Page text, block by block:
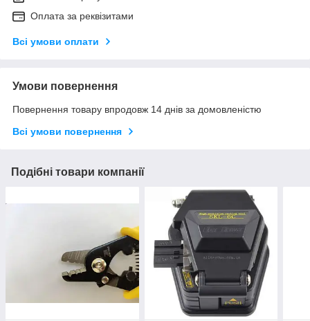
Оплата за реквізитами
Всі умови оплати
Умови повернення
Повернення товару впродовж 14 днів за домовленістю
Всі умови повернення
Подібні товари компанії